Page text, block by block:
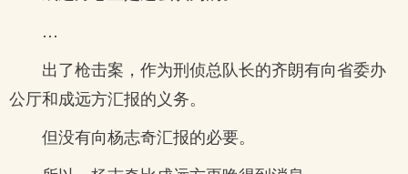
…
出了枪击案，作为刑侦总队长的齐朗有向省委办
公厅和成远方汇报的义务。
但没有向杨志奇汇报的必要。